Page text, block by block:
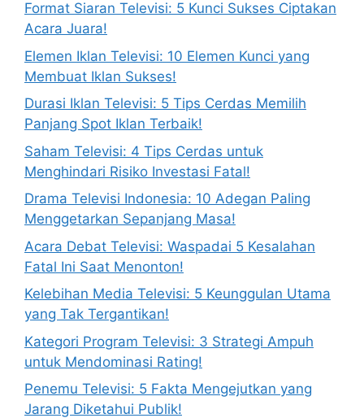
Format Siaran Televisi: 5 Kunci Sukses Ciptakan
Acara Juara!
Elemen Iklan Televisi: 10 Elemen Kunci yang
Membuat Iklan Sukses!
Durasi Iklan Televisi: 5 Tips Cerdas Memilih
Panjang Spot Iklan Terbaik!
Saham Televisi: 4 Tips Cerdas untuk
Menghindari Risiko Investasi Fatal!
Drama Televisi Indonesia: 10 Adegan Paling
Menggetarkan Sepanjang Masa!
Acara Debat Televisi: Waspadai 5 Kesalahan
Fatal Ini Saat Menonton!
Kelebihan Media Televisi: 5 Keunggulan Utama
yang Tak Tergantikan!
Kategori Program Televisi: 3 Strategi Ampuh
untuk Mendominasi Rating!
Penemu Televisi: 5 Fakta Mengejutkan yang
Jarang Diketahui Publik!